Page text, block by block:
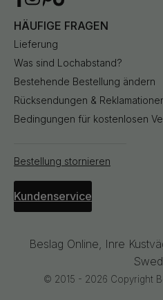
HÄUFIGE FRAGEN
Lieferung
Was sind Lochabstand?
Bestehende Bestellung ändern
Rücksendungen &
Bedingungen für kostenlosen
Bestellung stornieren
Kundenservice
Beslag Online, Inre
© 2015 - 2026 Copyright